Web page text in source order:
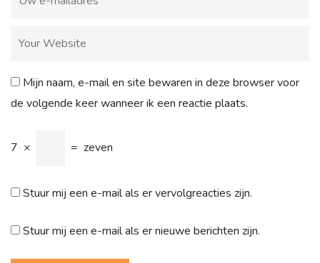
Mijn naam, e-mail en site bewaren in deze browser voor
de volgende keer wanneer ik een reactie plaats.
7 × = zeven
Stuur mij een e-mail als er vervolgreacties zijn.
Stuur mij een e-mail als er nieuwe berichten zijn.